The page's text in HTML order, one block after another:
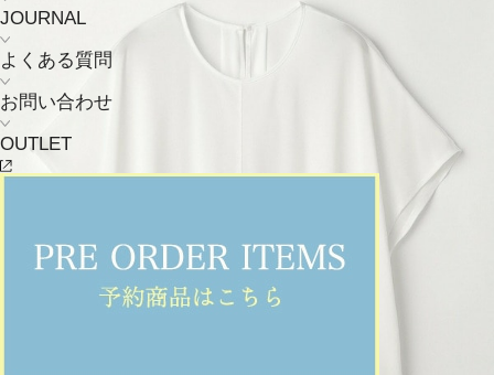
JOURNAL
よくある質問
お問い合わせ
OUTLET